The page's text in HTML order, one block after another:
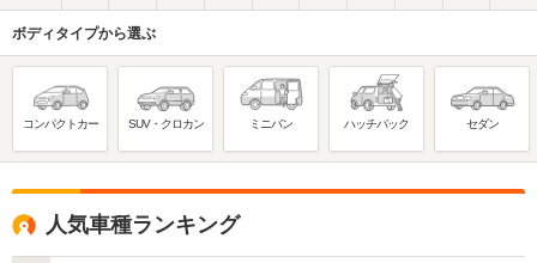
ボディタイプから選ぶ
コンパクトカー SUV・クロカン ミニバン ハッチバック セダン
人気車種ランキング